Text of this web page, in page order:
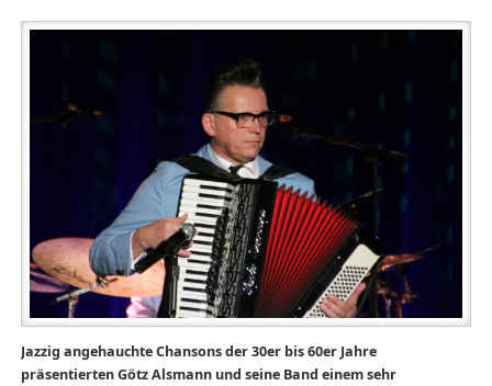
Jazzig angehauchte Chansons der 30er bis 60er Jahre
präsentierten Götz Alsmann und seine Band einem sehr